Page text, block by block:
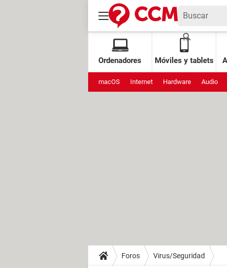
Ordenadores Móviles y tablets
macOS Internet Hardware Audio
Foros Virus/Seguridad